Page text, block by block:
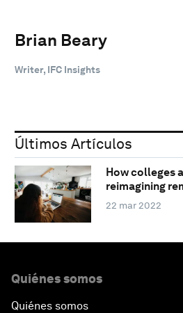
Brian Beary
Writer, IFC Insights
Últimos Artículos
How colleges
reimagining
22 mar 2022
Quiénes somos
Quiénes somos